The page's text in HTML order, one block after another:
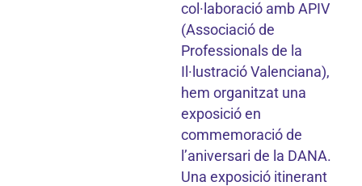
col·laboració amb APIV
(Associació de
Professionals de la
Il·lustració Valenciana),
hem organitzat una
exposició en
commemoració de
l’aniversari de la DANA.
Una exposició itinerant